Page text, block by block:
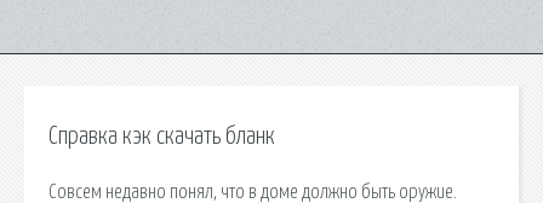
Справка кэк скачать бланк
Совсем недавно понял, что в доме должно быть оружие.